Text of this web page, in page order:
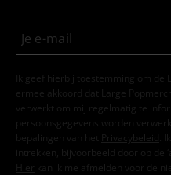
Ik geef hierbij toestemming om de
ermee akkoord dat Large
verwerkt om mij regelmatig te
persoonsgegevens worden
bepalingen van het
Privacybeleid .
intrekken, bijvoorbeeld door op de
Hier kan ik me afmelden voor de